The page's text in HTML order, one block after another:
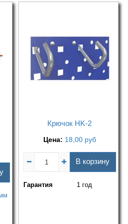
Крючок HK-2
Цена: 18,00 руб
В корзину
Гарантия 1 год